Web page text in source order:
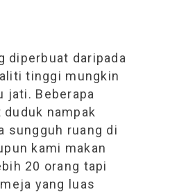
diperbuat daripada
tinggi mungkin
jati. Beberapa
nampak
sungguh ruang di
kami makan
20 orang tapi
yang luas